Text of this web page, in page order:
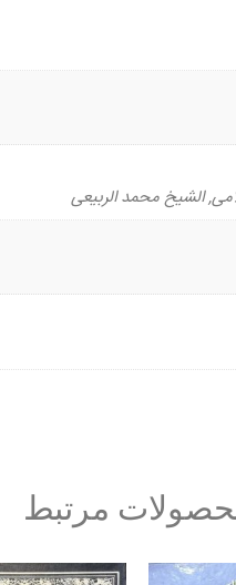
الشیخ محمد الربیعی
مرتبط